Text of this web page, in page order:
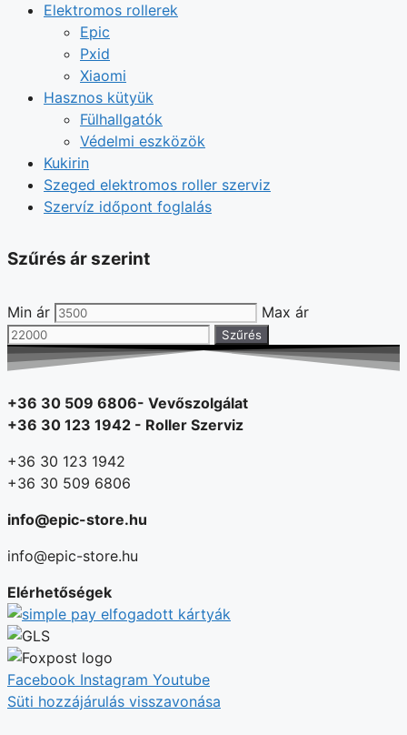
Elektromos rollerek
Epic
Pxid
Xiaomi
Hasznos kütyük
Fülhallgatók
Védelmi eszközök
Kukirin
Szeged elektromos roller szerviz
Szervíz időpont foglalás
Szűrés ár szerint
Min ár Max ár
Szűrés
+36 30 509 6806- Vevőszolgálat
+36 30 123 1942 - Roller Szerviz
+36 30 123 1942
+36 30 509 6806
info@epic-store.hu
info@epic-store.hu
Elérhetőségek
Facebook Instagram Youtube
Süti hozzájárulás visszavonása